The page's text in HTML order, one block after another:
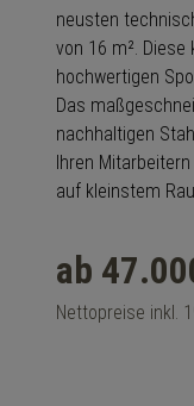
neusten
von 16 m².
hochwertigen
Das
nachhaltigen
Ihren
auf kleinstem
ab
Nettopreise inkl.